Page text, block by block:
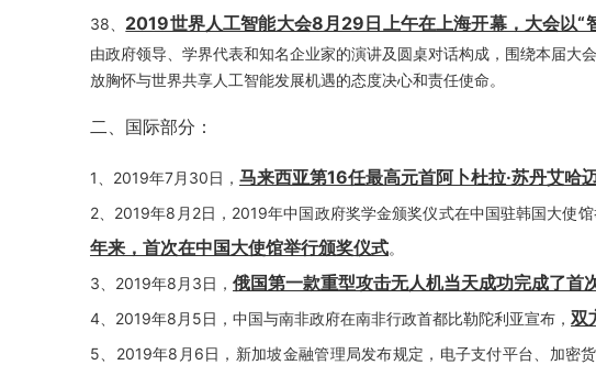
38、 2019世界人工智能大会8月29日上午在上海开幕，大会以“
由政府领导、学界代表和知名企业家的演讲及圆桌对话构成，围绕本届大
放胸怀与世界共享人工智能发展机遇的态度决心和责任使命。
二、国际部分：
1、2019年7月30日， 马来西亚第16任最高元首阿卜杜拉·苏丹艾哈
2、2019年8月2日，2019年中国政府奖学金颁奖仪式在中国驻韩国大使
年来，首次在中国大使馆举行颁奖仪式。
3、2019年8月3日， 俄国第一款重型攻击无人机当天成功完成了首
4、2019年8月5日，中国与南非政府在南非行政首都比勒陀利亚宣布， 双
5、2019年8月6日，新加坡金融管理局发布规定，电子支付平台、加密